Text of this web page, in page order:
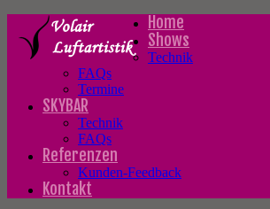
Home
Shows
Technik
FAQs
Termine
SKYBAR
Technik
FAQs
Referenzen
Kunden-Feedback
Kontakt